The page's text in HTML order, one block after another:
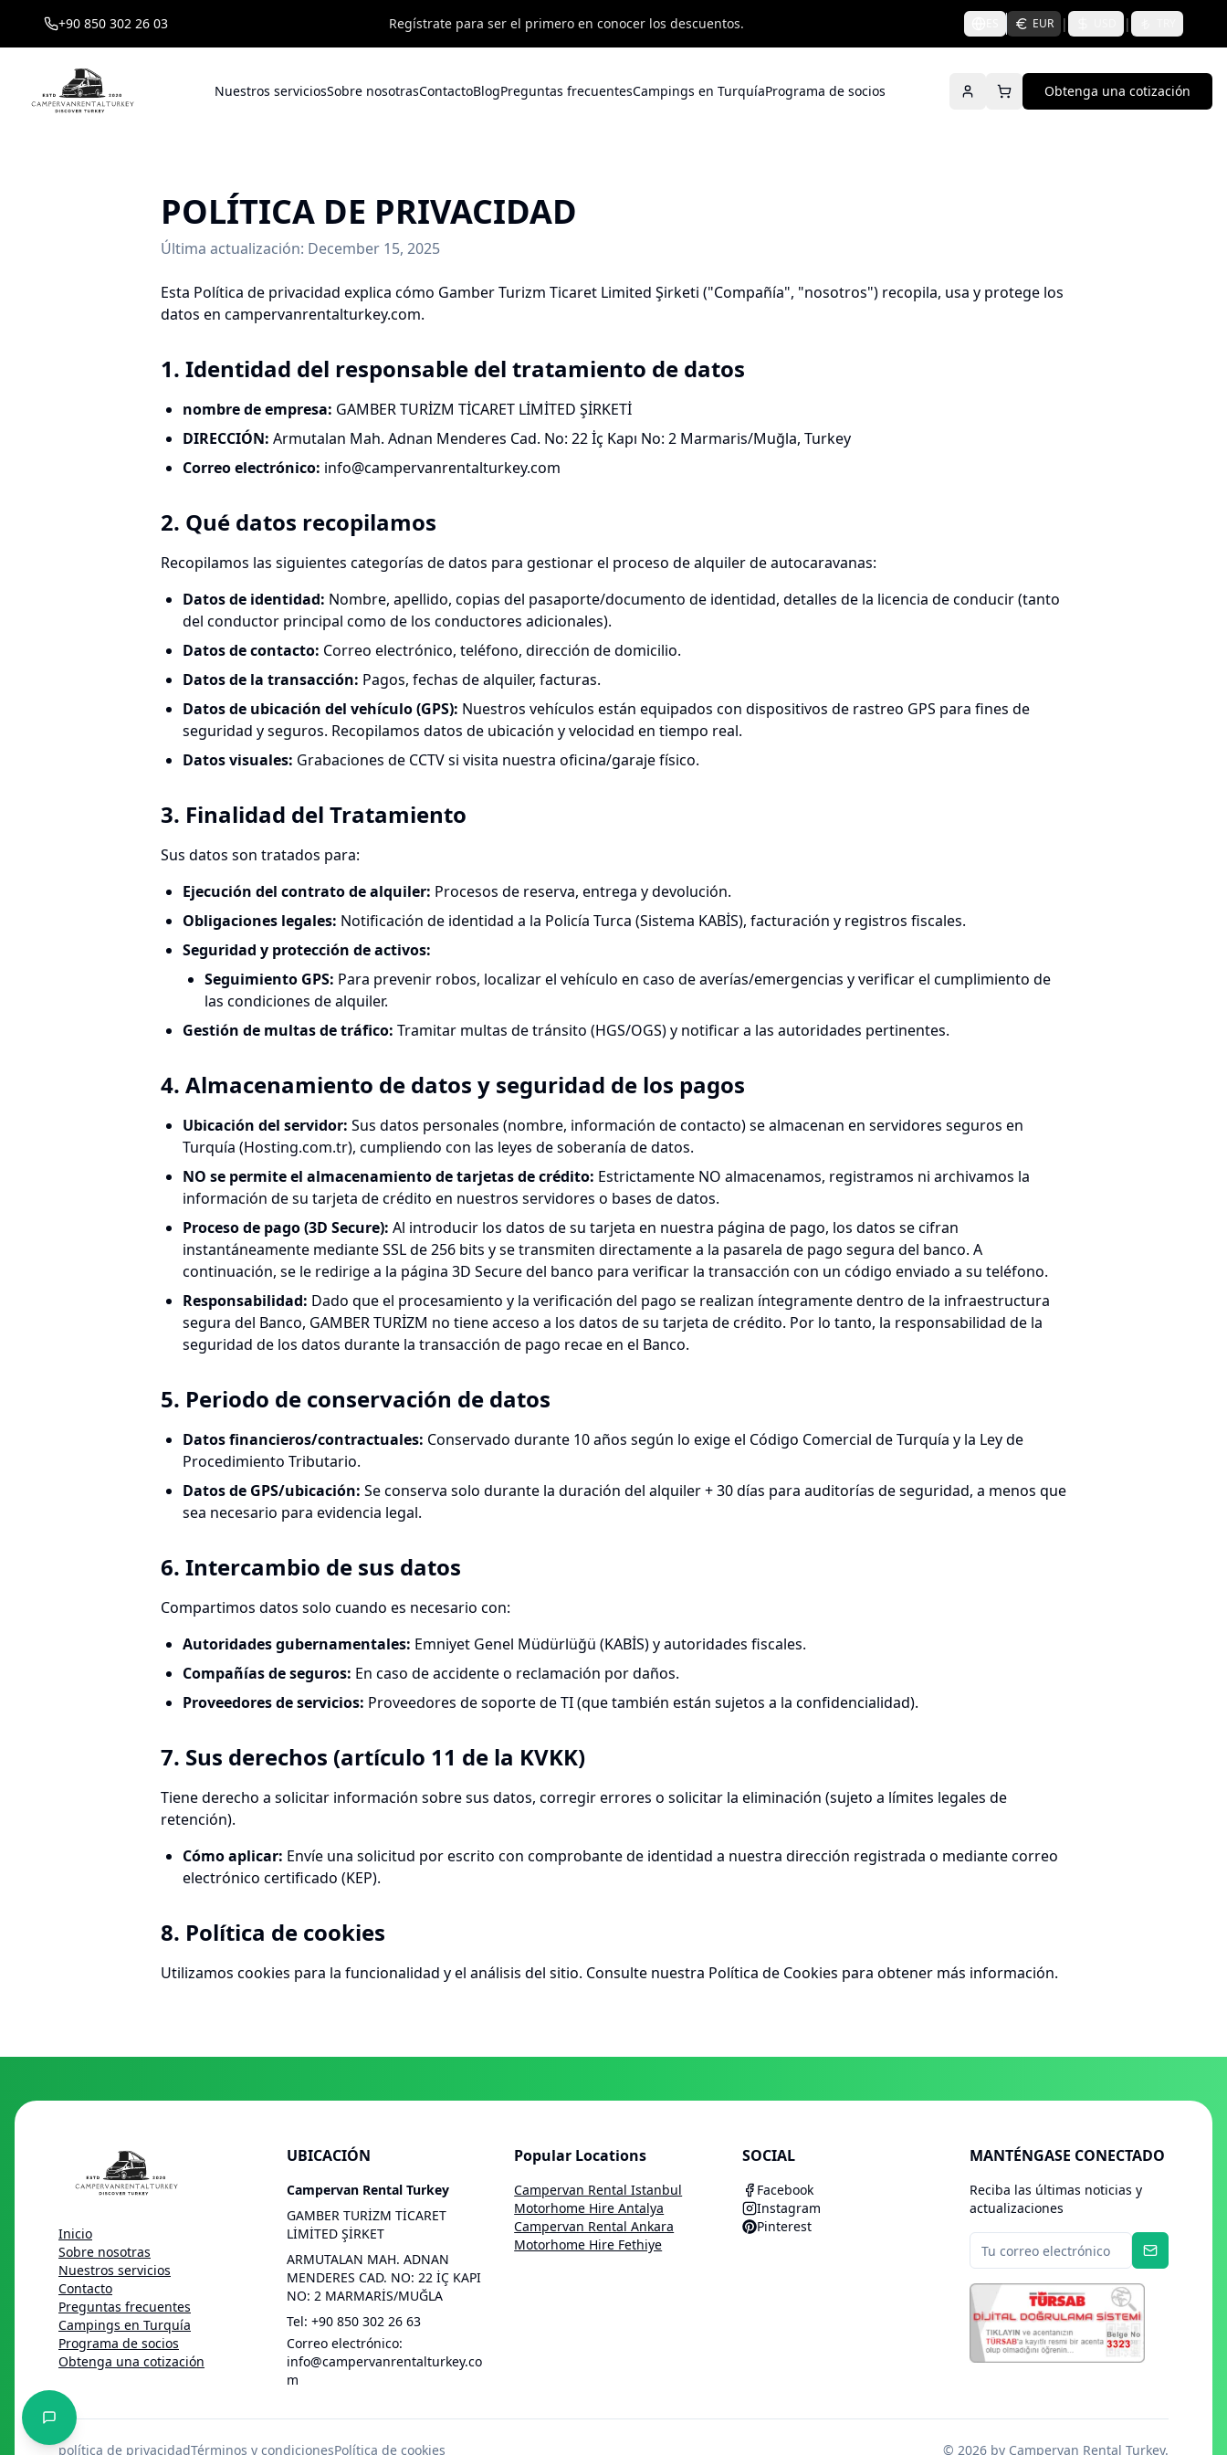
+90 850 302 26 03 Regístrate para ser el primero en conocer los descuentos. EUR | |
Nuestros serviciosSobre nosotrasContactoBlogPreguntas frecuentesCampings en TurquíaPrograma de socios Obtenga una cotización
POLÍTICA DE PRIVACIDAD
Última actualización: December 15, 2025
Esta Política de privacidad explica cómo Gamber Turizm Ticaret Limited Şirketi ("Compañía", "nosotros") recopila, usa y protege los
datos en campervanrentalturkey.com.
1. Identidad del responsable del tratamiento de datos
nombre de empresa: GAMBER TURİZM TİCARET LİMİTED ŞİRKETİ
DIRECCIÓN: Armutalan Mah. Adnan Menderes Cad. No: 22 İç Kapı No: 2 Marmaris/Muğla, Turkey
Correo electrónico: info@campervanrentalturkey.com
2. Qué datos recopilamos
Recopilamos las siguientes categorías de datos para gestionar el proceso de alquiler de autocaravanas:
Datos de identidad: Nombre, apellido, copias del pasaporte/documento de identidad, detalles de la licencia de conducir (tanto
del conductor principal como de los conductores adicionales).
Datos de contacto: Correo electrónico, teléfono, dirección de domicilio.
Datos de la transacción: Pagos, fechas de alquiler, facturas.
Datos de ubicación del vehículo (GPS): Nuestros vehículos están equipados con dispositivos de rastreo GPS para fines de
seguridad y seguros. Recopilamos datos de ubicación y velocidad en tiempo real.
Datos visuales: Grabaciones de CCTV si visita nuestra oficina/garaje físico.
3. Finalidad del Tratamiento
Sus datos son tratados para:
Ejecución del contrato de alquiler: Procesos de reserva, entrega y devolución.
Obligaciones legales: Notificación de identidad a la Policía Turca (Sistema KABİS), facturación y registros fiscales.
Seguridad y protección de activos:
Seguimiento GPS: Para prevenir robos, localizar el vehículo en caso de averías/emergencias y verificar el cumplimiento de
las condiciones de alquiler.
Gestión de multas de tráfico: Tramitar multas de tránsito (HGS/OGS) y notificar a las autoridades pertinentes.
4. Almacenamiento de datos y seguridad de los pagos
Ubicación del servidor: Sus datos personales (nombre, información de contacto) se almacenan en servidores seguros en
Turquía (Hosting.com.tr), cumpliendo con las leyes de soberanía de datos.
NO se permite el almacenamiento de tarjetas de crédito: Estrictamente NO almacenamos, registramos ni archivamos la
información de su tarjeta de crédito en nuestros servidores o bases de datos.
Proceso de pago (3D Secure): Al introducir los datos de su tarjeta en nuestra página de pago, los datos se cifran
instantáneamente mediante SSL de 256 bits y se transmiten directamente a la pasarela de pago segura del banco. A
continuación, se le redirige a la página 3D Secure del banco para verificar la transacción con un código enviado a su teléfono.
Responsabilidad: Dado que el procesamiento y la verificación del pago se realizan íntegramente dentro de la infraestructura
segura del Banco, GAMBER TURİZM no tiene acceso a los datos de su tarjeta de crédito. Por lo tanto, la responsabilidad de la
seguridad de los datos durante la transacción de pago recae en el Banco.
5. Periodo de conservación de datos
Datos financieros/contractuales: Conservado durante 10 años según lo exige el Código Comercial de Turquía y la Ley de
Procedimiento Tributario.
Datos de GPS/ubicación: Se conserva solo durante la duración del alquiler + 30 días para auditorías de seguridad, a menos que
sea necesario para evidencia legal.
6. Intercambio de sus datos
Compartimos datos solo cuando es necesario con:
Autoridades gubernamentales: Emniyet Genel Müdürlüğü (KABİS) y autoridades fiscales.
Compañías de seguros: En caso de accidente o reclamación por daños.
Proveedores de servicios: Proveedores de soporte de TI (que también están sujetos a la confidencialidad).
7. Sus derechos (artículo 11 de la KVKK)
Tiene derecho a solicitar información sobre sus datos, corregir errores o solicitar la eliminación (sujeto a límites legales de
retención).
Cómo aplicar: Envíe una solicitud por escrito con comprobante de identidad a nuestra dirección registrada o mediante correo
electrónico certificado (KEP).
8. Política de cookies
Utilizamos cookies para la funcionalidad y el análisis del sitio. Consulte nuestra Política de Cookies para obtener más información.
Inicio
Sobre nosotras
Nuestros servicios
Contacto
Preguntas frecuentes
Campings en Turquía
Programa de socios
Obtenga una cotización
UBICACIÓN
Campervan Rental Turkey
GAMBER TURİZM TİCARET
LİMİTED ŞİRKET
ARMUTALAN MAH. ADNAN
MENDERES CAD. NO: 22 İÇ KAPI
NO: 2 MARMARİS/MUĞLA
Tel: +90 850 302 26 63
Correo electrónico:
info@campervanrentalturkey.co
m
Popular Locations
Campervan Rental Istanbul
Motorhome Hire Antalya
Campervan Rental Ankara
Motorhome Hire Fethiye
SOCIAL
Facebook
Instagram
Pinterest
MANTÉNGASE CONECTADO
Reciba las últimas noticias y
actualizaciones
política de privacidadTérminos y condicionesPolítica de cookies © 2026 by Campervan Rental Turkey.